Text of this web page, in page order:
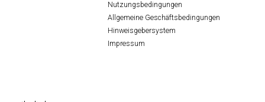
Nutzungsbedingungen
Allgemeine Geschäftsbedingungen
Hinweisgebersystem
Impressum